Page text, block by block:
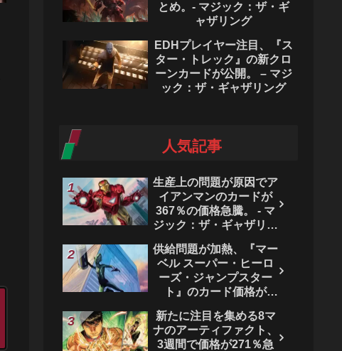
とめ。- マジック：ザ・ギ
ャザリング
EDHプレイヤー注目、『ス
ター・トレック』の新クロ
ーンカードが公開。 – マジ
ック：ザ・ギャザリング
人気記事
生産上の問題が原因でア
イアンマンのカードが
367％の価格急騰。 - マ
ジック：ザ・ギャザリン
供給問題が加熱、『マー
ベル スーパー・ヒーロ
ーズ・ジャンプスター
ト』のカード価格が
ク：ザ・ギャザリング
新たに注目を集める8マ
ナのアーティファクト、
3週間で価格が271％急